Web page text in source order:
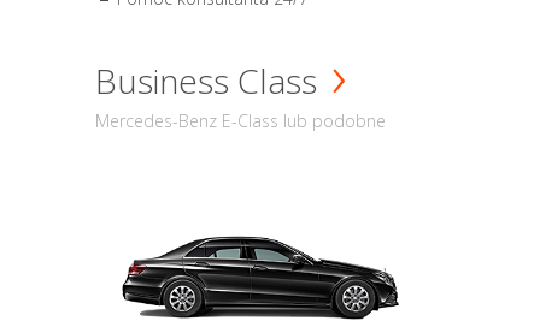
Business Class
Mercedes-Benz E-Class lub podobne